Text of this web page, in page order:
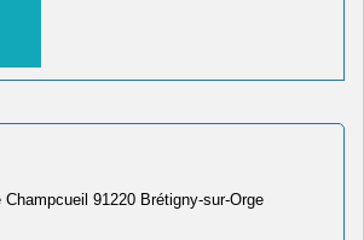
Champcueil 91220 Brétigny-sur-Orge